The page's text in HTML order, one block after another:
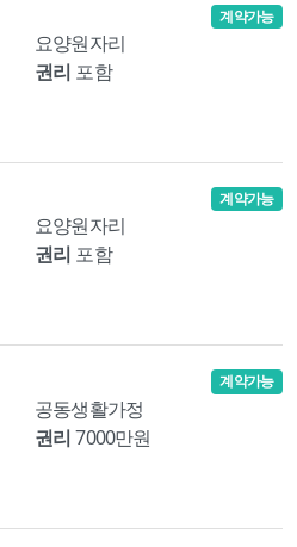
요양원자리
권리 포함
계약가능
요양원자리
권리 포함
계약가능
공동생활가정
권리 7000만원
계약가능